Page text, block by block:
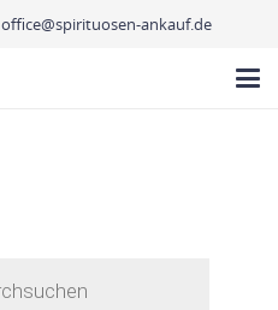
office@spirituosen-ankauf.de